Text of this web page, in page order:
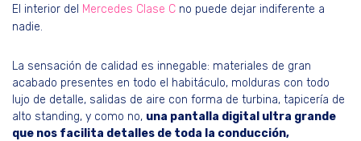
El interior del Mercedes Clase C no puede dejar indiferente a
nadie.
La sensación de calidad es innegable: materiales de gran
acabado presentes en todo el habitáculo, molduras con todo
lujo de detalle, salidas de aire con forma de turbina, tapicería de
alto standing, y como no, una pantalla digital ultra grande
que nos facilita detalles de toda la conducción,